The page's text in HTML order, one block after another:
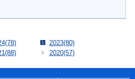
(78) 2023(80)
(88) 2020(57)